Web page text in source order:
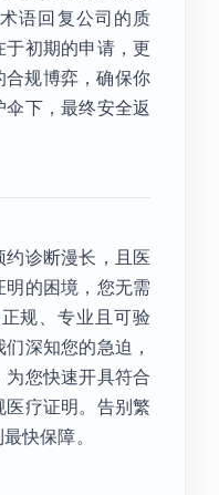
语回复公司的质
于初期的申请，更
合规博弈，确保你
下，最终安全返
约诊断漫长，且医
明的困境，您无需
规、专业且可验
深知您的急迫，
为您快速开具符合
医疗证明。告别繁
快保障。